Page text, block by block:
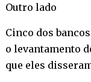
Outro lado
Cinco dos
o levantamento
que eles